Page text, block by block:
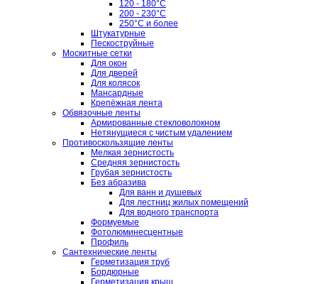
120 - 180°C
200 - 230°C
250°C и более
Штукатурные
Пескоструйные
Москитные сетки
Для окон
Для дверей
Для колясок
Мансардные
Крепёжная лента
Обвязочные ленты
Армированные стекловолокном
Нетянущиеся с чистым удалением
Противоскользящие ленты
Мелкая зернистость
Средняя зернистость
Грубая зернистость
Без абразива
Для ванн и душевых
Для лестниц жилых помещений
Для водного транспорта
Формуемые
Фотолюминесцентные
Профиль
Сантехнические ленты
Герметизация труб
Бордюрные
Герметизация крыш